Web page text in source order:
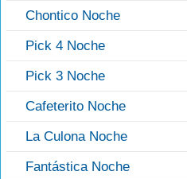
Chontico Noche
Pick 4 Noche
Pick 3 Noche
Cafeterito Noche
La Culona Noche
Fantástica Noche